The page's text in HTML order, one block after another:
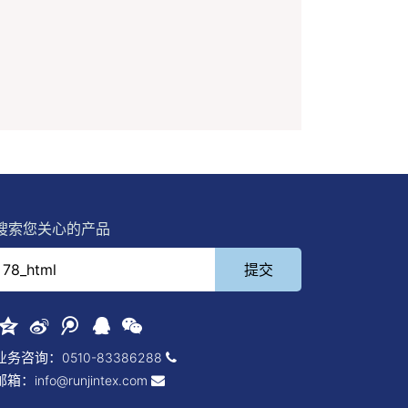
索您关心的产品
务咨询： 0510-83386288
箱： info@runjintex.com